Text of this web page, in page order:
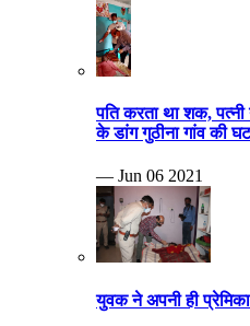
पति करता था शक, पत्नी
के डांग गुठीना गांव की
— Jun 06 2021
युवक ने अपनी ही